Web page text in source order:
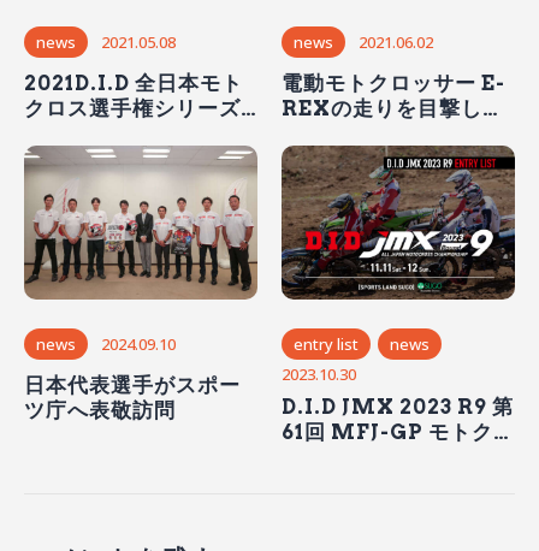
news 2021.05.08
2021D.I.D 全日本モト
クロス選手権シリーズ
16）の観戦情報＆見ど
ころ
news 2021.06.02
電動モトクロッサー E-
REXの走りを目撃しよ
news 2024.09.10
日本代表選手がスポー
ツ庁へ表敬訪問
entry list
news
2023.10.30
D.I.D JMX 2023 R9 第
61回 MFJ-GP モトクロ